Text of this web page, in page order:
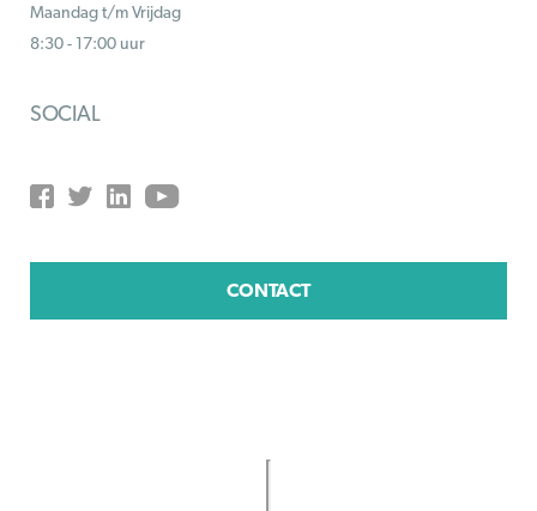
Maandag t/m Vrijdag
8:30 - 17:00 uur
SOCIAL
CONTACT